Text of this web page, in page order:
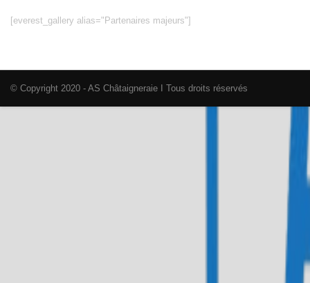
[everest_gallery alias="Partenaires majeurs"]
© Copyright 2020 - AS Châtaigneraie I Tous droits réservés